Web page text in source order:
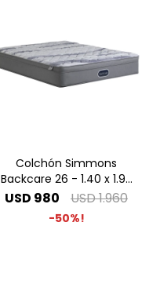
Colchón Simmons
Backcare 26 - 1.40 x 1.90
2 Plazas
USD 980 USD1.960
50